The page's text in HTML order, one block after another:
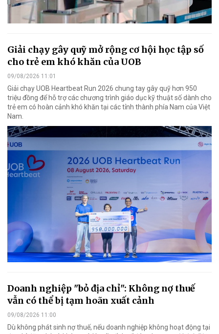
Giải chạy gây quỹ mở rộng cơ hội học tập số
cho trẻ em khó khăn của UOB
09/08/2026 11:01
Giải chạy UOB Heartbeat Run 2026 chung tay gây quỹ hơn 950
triệu đồng để hỗ trợ các chương trình giáo dục kỹ thuật số dành cho
trẻ em có hoàn cảnh khó khăn tại các tỉnh thành phía Nam của Việt
Nam.
Doanh nghiệp "bỏ địa chỉ": Không nợ thuế
vẫn có thể bị tạm hoãn xuất cảnh
09/08/2026 11:00
Dù không phát sinh nợ thuế, nếu doanh nghiệp không hoạt động tại